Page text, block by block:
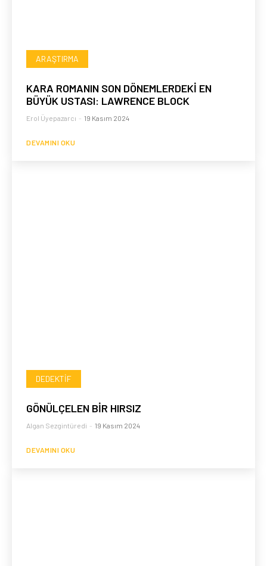
ARAŞTIRMA
KARA ROMANIN SON DÖNEMLERDEKİ EN
BÜYÜK USTASI: LAWRENCE BLOCK
Erol Üyepazarcı - 19 Kasım 2024
DEVAMINI OKU
DEDEKTIF
GÖNÜLÇELEN BİR HIRSIZ
Algan Sezgintüredi - 19 Kasım 2024
DEVAMINI OKU